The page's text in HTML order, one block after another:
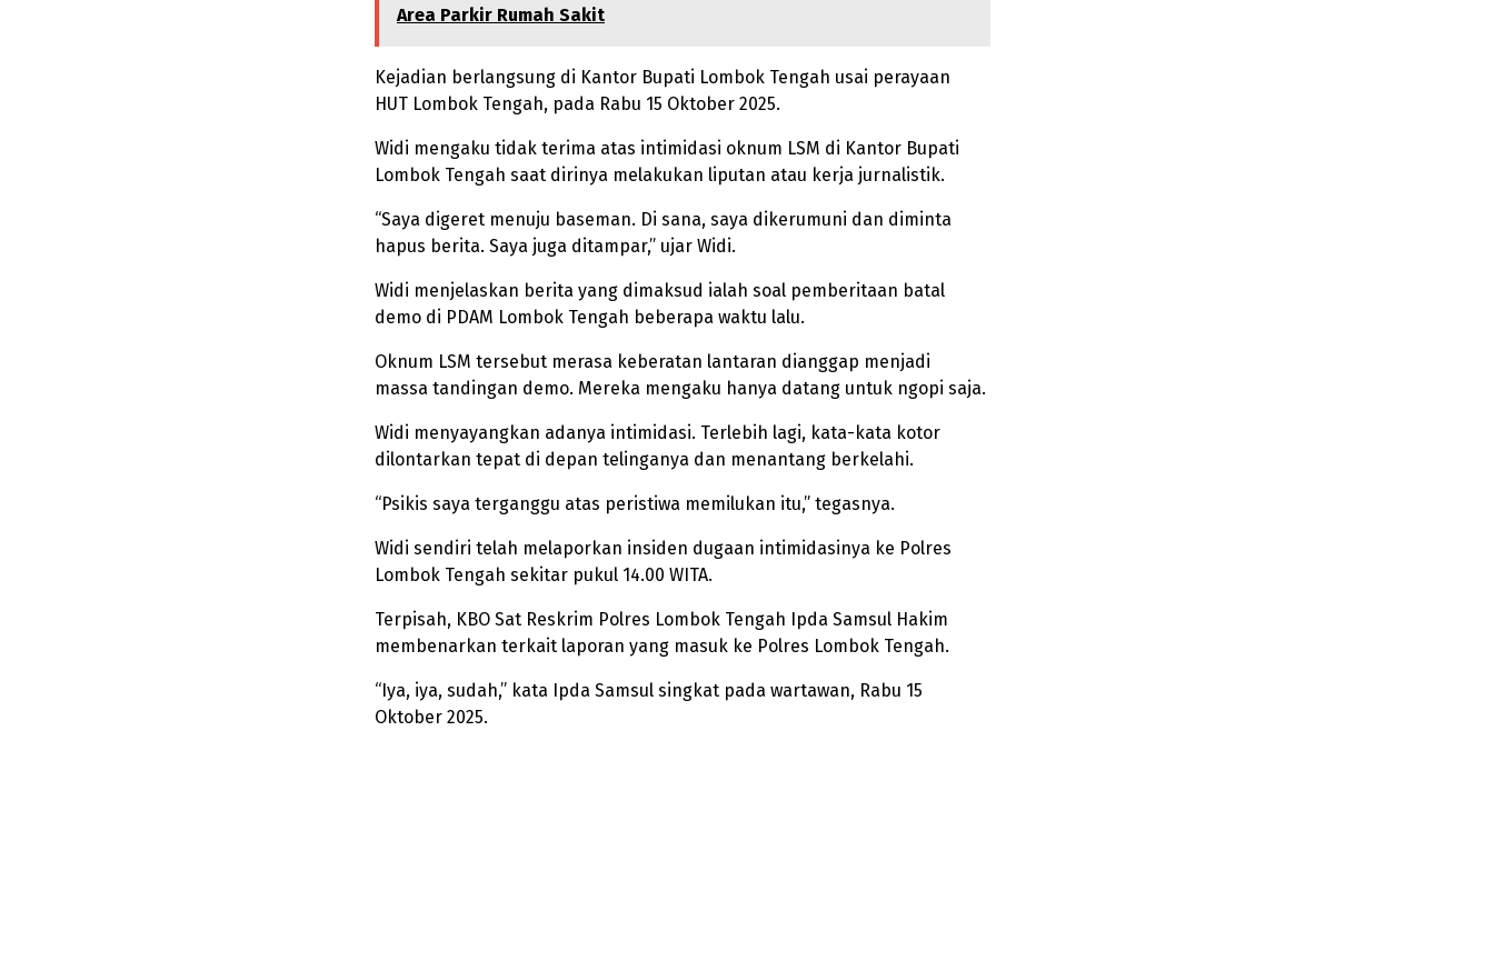
Area Parkir Rumah Sakit
Kejadian berlangsung di Kantor Bupati Lombok Tengah usai perayaan
HUT Lombok Tengah, pada Rabu 15 Oktober 2025.
Widi mengaku tidak terima atas intimidasi oknum LSM di Kantor Bupati
Lombok Tengah saat dirinya melakukan liputan atau kerja jurnalistik.
“Saya digeret menuju baseman. Di sana, saya dikerumuni dan diminta
hapus berita. Saya juga ditampar,” ujar Widi.
Widi menjelaskan berita yang dimaksud ialah soal pemberitaan batal
demo di PDAM Lombok Tengah beberapa waktu lalu.
Oknum LSM tersebut merasa keberatan lantaran dianggap menjadi
massa tandingan demo. Mereka mengaku hanya datang untuk ngopi saja.
Widi menyayangkan adanya intimidasi. Terlebih lagi, kata-kata kotor
dilontarkan tepat di depan telinganya dan menantang berkelahi.
“Psikis saya terganggu atas peristiwa memilukan itu,” tegasnya.
Widi sendiri telah melaporkan insiden dugaan intimidasinya ke Polres
Lombok Tengah sekitar pukul 14.00 WITA.
Terpisah, KBO Sat Reskrim Polres Lombok Tengah Ipda Samsul Hakim
membenarkan terkait laporan yang masuk ke Polres Lombok Tengah.
“Iya, iya, sudah,” kata Ipda Samsul singkat pada wartawan, Rabu 15
Oktober 2025.